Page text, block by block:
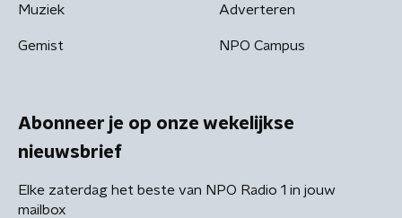
Muziek
Gemist
Adverteren
NPO Campus
Abonneer je op onze wekelijkse
nieuwsbrief
Elke zaterdag het beste van NPO Radio 1 in jouw
mailbox